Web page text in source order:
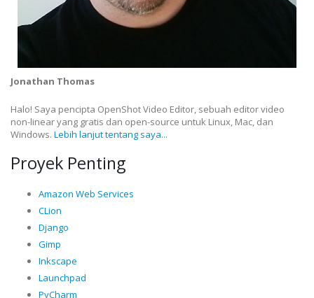
Jonathan Thomas
Halo! Saya pencipta OpenShot Video Editor, sebuah editor video
non-linear yang gratis dan open-source untuk Linux, Mac, dan
Windows. Lebih lanjut tentang saya...
Proyek Penting
Amazon Web Services
CLion
Django
Gimp
Inkscape
Launchpad
PyCharm